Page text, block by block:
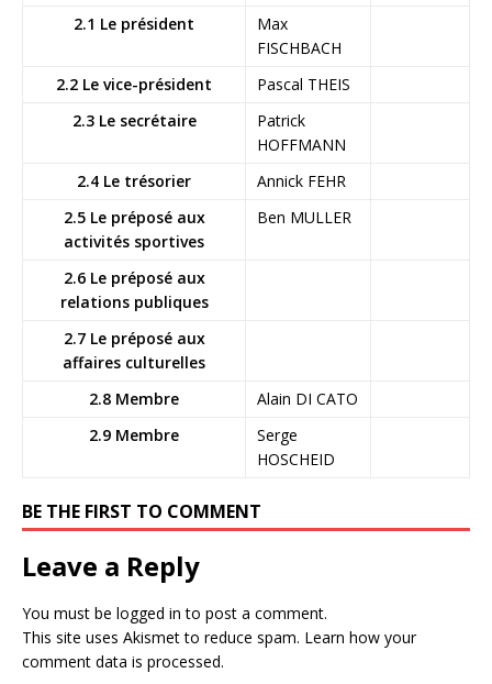
2.1 Le président
Max
FISCHBACH
2.2 Le vice-président
Pascal THEIS
2.3 Le secrétaire
Patrick
HOFFMANN
2.4 Le trésorier
Annick FEHR
2.5 Le préposé aux
activités sportives
Ben MULLER
2.6 Le préposé aux
relations publiques
2.7 Le préposé aux
affaires culturelles
2.8 Membre
Alain DI CATO
2.9 Membre
Serge
HOSCHEID
BE THE FIRST TO COMMENT
Leave a Reply
You must be logged in to post a comment.
This site uses Akismet to reduce spam. Learn how your
comment data is processed.